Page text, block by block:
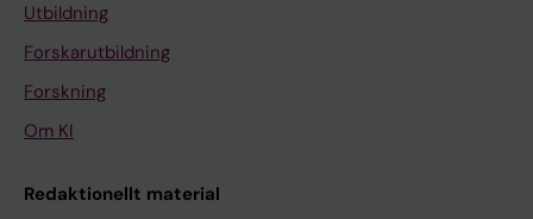
Utbildning
Forskarutbildning
Forskning
Om KI
Redaktionellt material